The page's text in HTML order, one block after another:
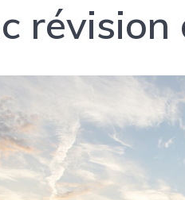
révision